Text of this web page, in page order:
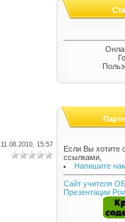
11.08.2010, 15:57
Если Вы хотите
ссылками,
Напишите
Сайт учителя
Презентации